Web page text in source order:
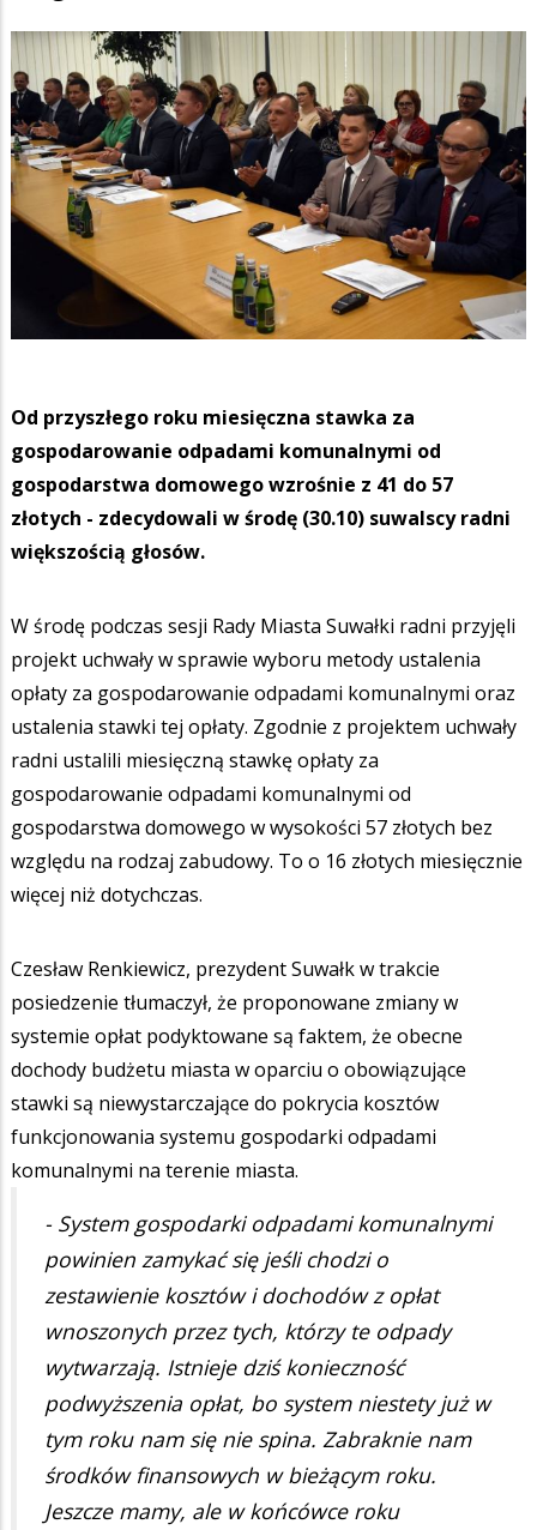
Od przyszłego roku miesięczna stawka za
gospodarowanie odpadami komunalnymi od
gospodarstwa domowego wzrośnie z 41 do 57
złotych - zdecydowali w środę (30.10) suwalscy radni
większością głosów.
W środę podczas sesji Rady Miasta Suwałki radni przyjęli
projekt uchwały w sprawie wyboru metody ustalenia
opłaty za gospodarowanie odpadami komunalnymi oraz
ustalenia stawki tej opłaty. Zgodnie z projektem uchwały
radni ustalili miesięczną stawkę opłaty za
gospodarowanie odpadami komunalnymi od
gospodarstwa domowego w wysokości 57 złotych bez
względu na rodzaj zabudowy. To o 16 złotych miesięcznie
więcej niż dotychczas.
Czesław Renkiewicz, prezydent Suwałk w trakcie
posiedzenie tłumaczył, że proponowane zmiany w
systemie opłat podyktowane są faktem, że obecne
dochody budżetu miasta w oparciu o obowiązujące
stawki są niewystarczające do pokrycia kosztów
funkcjonowania systemu gospodarki odpadami
komunalnymi na terenie miasta.
- System gospodarki odpadami komunalnymi
powinien zamykać się jeśli chodzi o
zestawienie kosztów i dochodów z opłat
wnoszonych przez tych, którzy te odpady
wytwarzają. Istnieje dziś konieczność
podwyższenia opłat, bo system niestety już w
tym roku nam się nie spina. Zabraknie nam
środków finansowych w bieżącym roku.
Jeszcze mamy, ale w końcówce roku